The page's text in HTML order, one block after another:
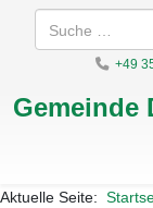
Suchen
+49
Gemeinde
Aktuelle Seite: